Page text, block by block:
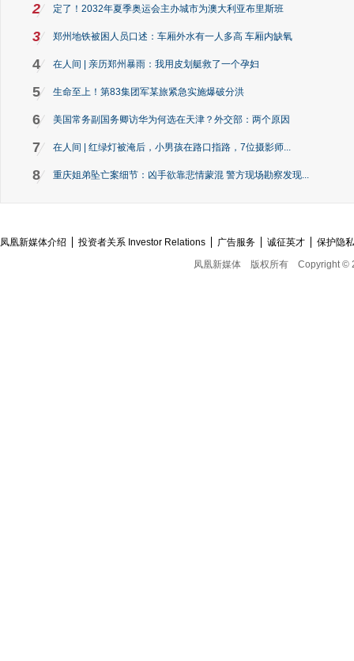
2 定了！2032年夏季奥运会主办城市为澳大利亚布里斯班
3 郑州地铁被困人员口述：车厢外水有一人多高 车厢内缺氧
4 在人间 | 亲历郑州暴雨：我用皮划艇救了一个孕妇
5 生命至上！第83集团军某旅紧急实施爆破分洪
6 美国常务副国务卿访华为何选在天津？外交部：两个原因
7 在人间 | 红绿灯被淹后，小男孩在路口指路，7位摄影师...
8 重庆姐弟坠亡案细节：凶手欲靠悲情蒙混 警方现场勘察发现...
凤凰新媒体介绍 投资者关系 Investor Relations 广告服务 诚征英才
保护隐
凤凰新媒体
版权所有 Copyright ©